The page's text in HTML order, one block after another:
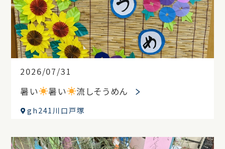
2026/07/31
暑い 暑い 流しそうめん
gh241川口戸塚